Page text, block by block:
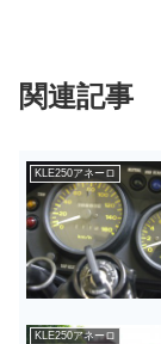
関連記事
KLE250アネーロ
KLE250アネーロ